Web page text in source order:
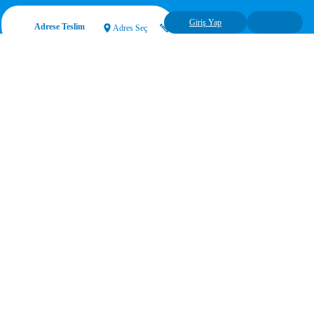
Adrese Teslim Adres Seç
Giriş Yap